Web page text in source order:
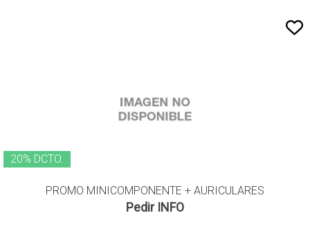
20% DCTO.
PROMO MINICOMPONENTE + AURICULARES
Pedir INFO